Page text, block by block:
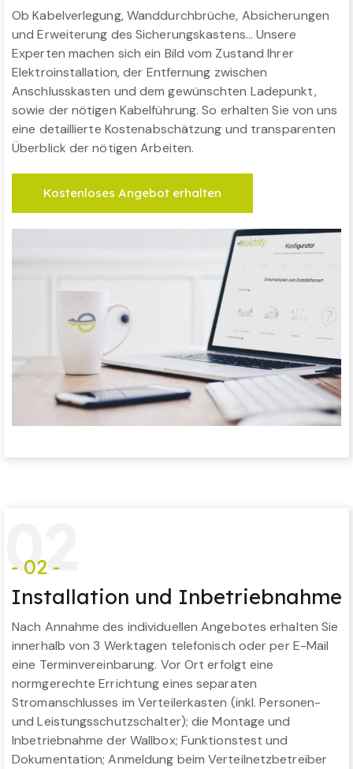
Ob Kabelverlegung, Wanddurchbrüche, Absicherungen
und Erweiterung des Sicherungskastens… Unsere
Experten machen sich ein Bild vom Zustand Ihrer
Elektroinstallation, der Entfernung zwischen
Anschlusskasten und dem gewünschten Ladepunkt,
sowie der nötigen Kabelführung. So erhalten Sie von uns
eine detaillierte Kostenabschätzung und transparenten
Überblick der nötigen Arbeiten.
Kostenloses Angebot erhalten
02
- 02 -
Installation und Inbetriebnahme
Nach Annahme des individuellen Angebotes erhalten Sie
innerhalb von 3 Werktagen telefonisch oder per E-Mail
eine Terminvereinbarung. Vor Ort erfolgt eine
normgerechte Errichtung eines separaten
Stromanschlusses im Verteilerkasten (inkl. Personen-
und Leistungsschutzschalter); die Montage und
Inbetriebnahme der Wallbox; Funktionstest und
Dokumentation; Anmeldung beim Verteilnetzbetreiber